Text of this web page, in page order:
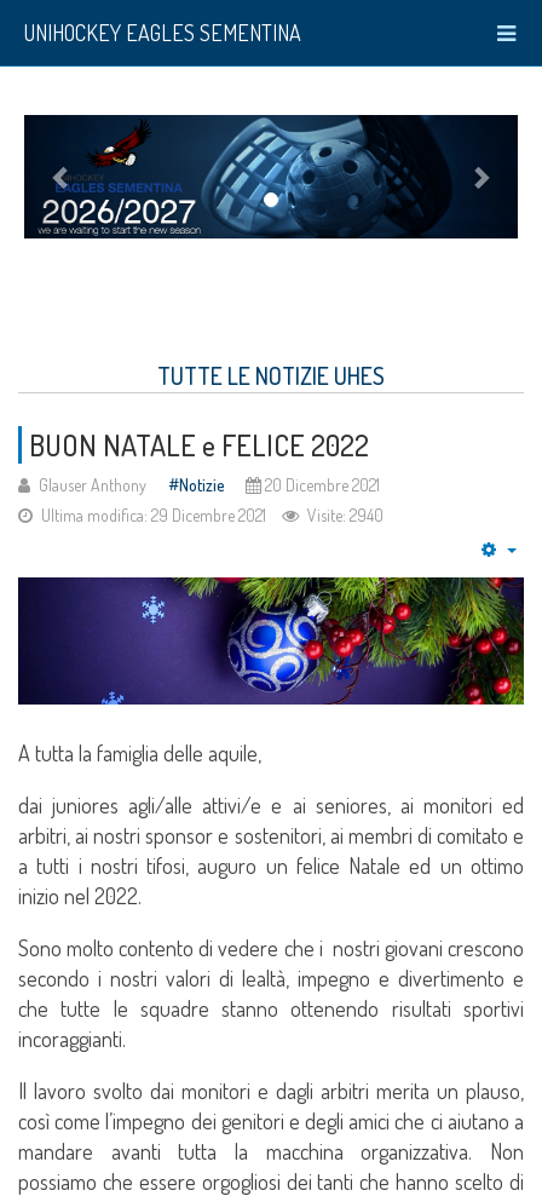
UNIHOCKEY EAGLES SEMENTINA
TUTTE LE NOTIZIE UHES
BUON NATALE e FELICE 2022
Glauser Anthony Notizie
20 Dicembre 2021
Ultima modifica: 29 Dicembre 2021
Visite: 2940
A tutta la famiglia delle aquile,
dai juniores agli/alle attivi/e e ai seniores, ai monitori ed
arbitri, ai nostri sponsor e sostenitori, ai membri di comitato e
a tutti i nostri tifosi, auguro un felice Natale ed un ottimo
inizio nel 2022.
Sono molto contento di vedere che i nostri giovani crescono
secondo i nostri valori di lealtà, impegno e divertimento e
che tutte le squadre stanno ottenendo risultati sportivi
incoraggianti.
Il lavoro svolto dai monitori e dagli arbitri merita un plauso,
così come l’impegno dei genitori e degli amici che ci aiutano a
mandare avanti tutta la macchina organizzativa. Non
possiamo che essere orgogliosi dei tanti che hanno scelto di